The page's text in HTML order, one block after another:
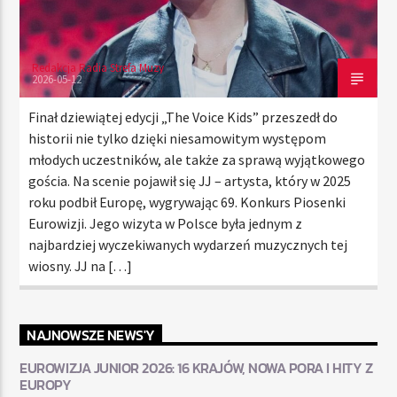
Redakcja Radia Strefa Muzy
2026-05-12
Finał dziewiątej edycji „The Voice Kids” przeszedł do
historii nie tylko dzięki niesamowitym występom
młodych uczestników, ale także za sprawą wyjątkowego
gościa. Na scenie pojawił się JJ – artysta, który w 2025
roku podbił Europę, wygrywając 69. Konkurs Piosenki
Eurowizji. Jego wizyta w Polsce była jednym z
najbardziej wyczekiwanych wydarzeń muzycznych tej
wiosny. JJ na […]
NAJNOWSZE NEWS'Y
EUROWIZJA JUNIOR 2026: 16 KRAJÓW, NOWA PORA I HITY Z
EUROPY